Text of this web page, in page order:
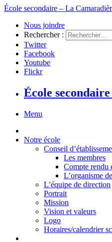
École secondaire – La
Nous joindre
Rechercher :
Twitter
Facebook
Youtube
Flickr
École
Menu
Notre école
Conseil
Les membres
Compte rendu
L’organisme
L’équipe de direction
Portrait
Mission
Vision et valeurs
Logo
Horaires/calendrier